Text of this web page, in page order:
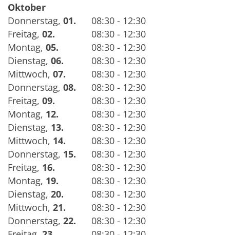
Oktober
Donnerstag, 01.
08:30 - 12:30
Freitag, 02.
08:30 - 12:30
Montag, 05.
08:30 - 12:30
Dienstag, 06.
08:30 - 12:30
Mittwoch, 07.
08:30 - 12:30
Donnerstag, 08.
08:30 - 12:30
Freitag, 09.
08:30 - 12:30
Montag, 12.
08:30 - 12:30
Dienstag, 13.
08:30 - 12:30
Mittwoch, 14.
08:30 - 12:30
Donnerstag, 15.
08:30 - 12:30
Freitag, 16.
08:30 - 12:30
Montag, 19.
08:30 - 12:30
Dienstag, 20.
08:30 - 12:30
Mittwoch, 21.
08:30 - 12:30
Donnerstag, 22.
08:30 - 12:30